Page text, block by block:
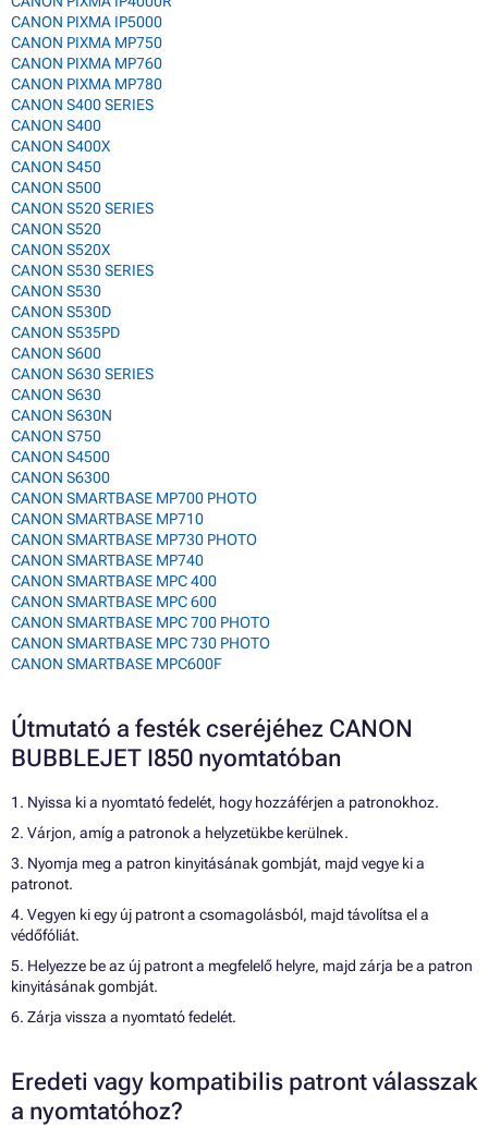
CANON PIXMA IP5000
CANON PIXMA MP750
CANON PIXMA MP760
CANON PIXMA MP780
CANON S400 SERIES
CANON S400
CANON S400X
CANON S450
CANON S500
CANON S520 SERIES
CANON S520
CANON S520X
CANON S530 SERIES
CANON S530
CANON S530D
CANON S535PD
CANON S600
CANON S630 SERIES
CANON S630
CANON S630N
CANON S750
CANON S4500
CANON S6300
CANON SMARTBASE MP700 PHOTO
CANON SMARTBASE MP710
CANON SMARTBASE MP730 PHOTO
CANON SMARTBASE MP740
CANON SMARTBASE MPC 400
CANON SMARTBASE MPC 600
CANON SMARTBASE MPC 700 PHOTO
CANON SMARTBASE MPC 730 PHOTO
CANON SMARTBASE MPC600F
Útmutató a festék cseréjéhez CANON
BUBBLEJET I850 nyomtatóban
1. Nyissa ki a nyomtató fedelét, hogy hozzáférjen a patronokhoz.
2. Várjon, amíg a patronok a helyzetükbe kerülnek.
3. Nyomja meg a patron kinyitásának gombját, majd vegye ki a
patronot.
4. Vegyen ki egy új patront a csomagolásból, majd távolítsa el a
védőfóliát.
5. Helyezze be az új patront a megfelelő helyre, majd zárja be a patron
kinyitásának gombját.
6. Zárja vissza a nyomtató fedelét.
Eredeti vagy kompatibilis patront válasszak
a nyomtatóhoz?